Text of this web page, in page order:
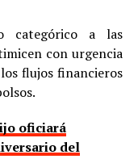
categórico a las
con urgencia
flujos financieros
oficiará
del